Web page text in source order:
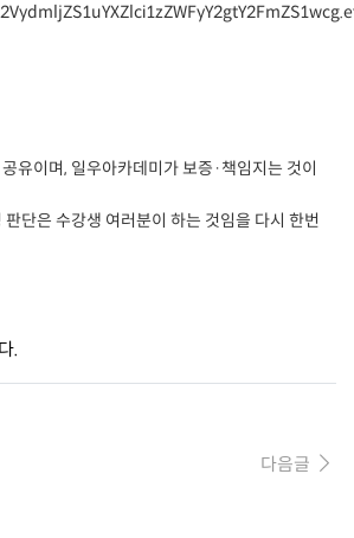
유이며, 일우아카데미가 보증·책임지는 것이
단은 수강생 여러분이 하는 것임을 다시 한번
.
다음글